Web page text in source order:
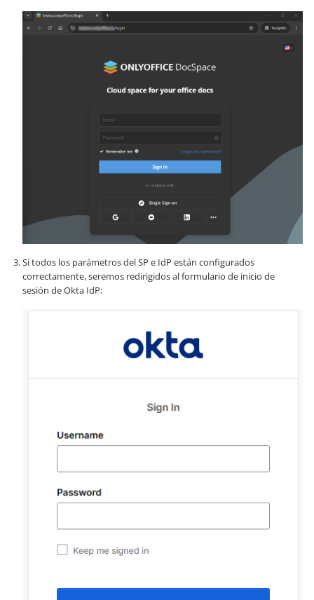
Si todos los parámetros del SP e IdP están configurados
correctamente, seremos redirigidos al formulario de inicio de
sesión de Okta IdP: